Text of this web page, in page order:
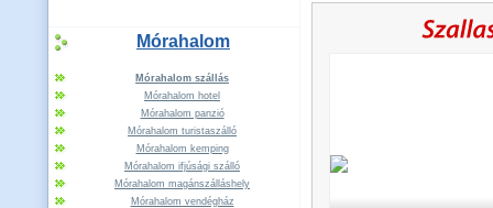
Mórahalom
Mórahalom szállás
Mórahalom hotel
Mórahalom panzió
Mórahalom turistaszálló
Mórahalom kemping
Mórahalom ifjúsági szálló
Mórahalom magánszálláshely
Mórahalom vendégház